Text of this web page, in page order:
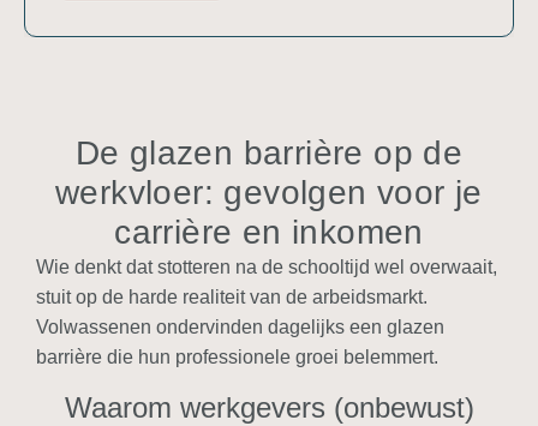
De glazen barrière op de
werkvloer: gevolgen voor je
carrière en inkomen
Wie denkt dat stotteren na de schooltijd wel overwaait,
stuit op de harde realiteit van de arbeidsmarkt.
Volwassenen ondervinden dagelijks een glazen
barrière die hun professionele groei belemmert.
Waarom werkgevers (onbewust)